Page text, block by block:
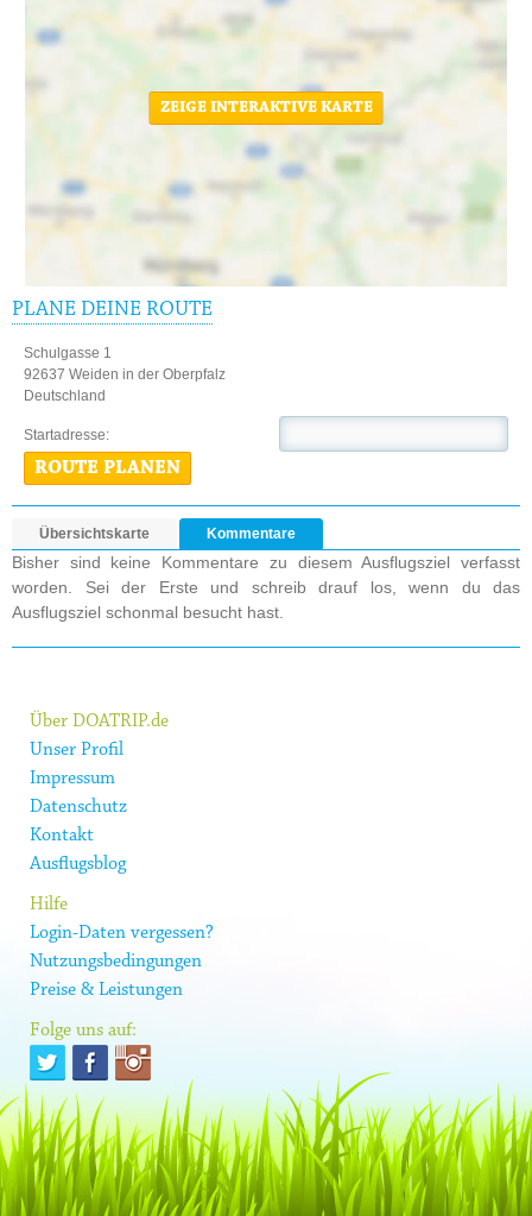
ZEIGE INTERAKTIVE KARTE
PLANE DEINE ROUTE
Schulgasse 1
92637 Weiden in der Oberpfalz
Deutschland
Startadresse:
ROUTE PLANEN
Übersichtskarte Kommentare
Bisher sind keine Kommentare zu diesem Ausflugsziel verfasst
worden. Sei der Erste und schreib drauf los, wenn du das
Ausflugsziel schonmal besucht hast.
Über DOATRIP.de
Unser Profil
Impressum
Datenschutz
Kontakt
Ausflugsblog
Hilfe
Login-Daten vergessen?
Nutzungsbedingungen
Preise & Leistungen
Folge uns auf: